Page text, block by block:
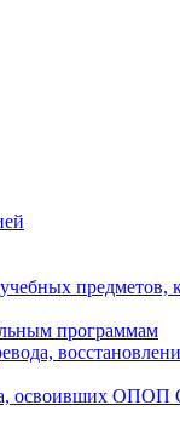
программам
освоивших